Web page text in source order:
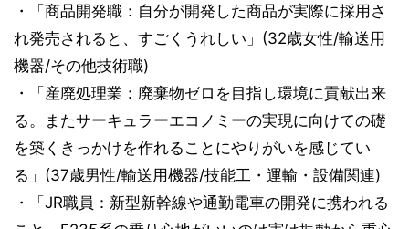
・「商品開発職：自分が開発した商品が実際に採用さ
れ発売されると、すごくうれしい」(32歳女性/輸送用
機器/その他技術職)
・「産廃処理業：廃棄物ゼロを目指し環境に貢献出来
る。またサーキュラーエコノミーの実現に向けての礎
を築くきっかけを作れることにやりがいを感じてい
る」(37歳男性/輸送用機器/技能工・運輸・設備関連)
・「JR職員：新型新幹線や通勤電車の開発に携われる